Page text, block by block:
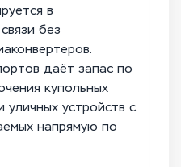
в
без
даёт запас по
купольных
уличных устройств с
напрямую по